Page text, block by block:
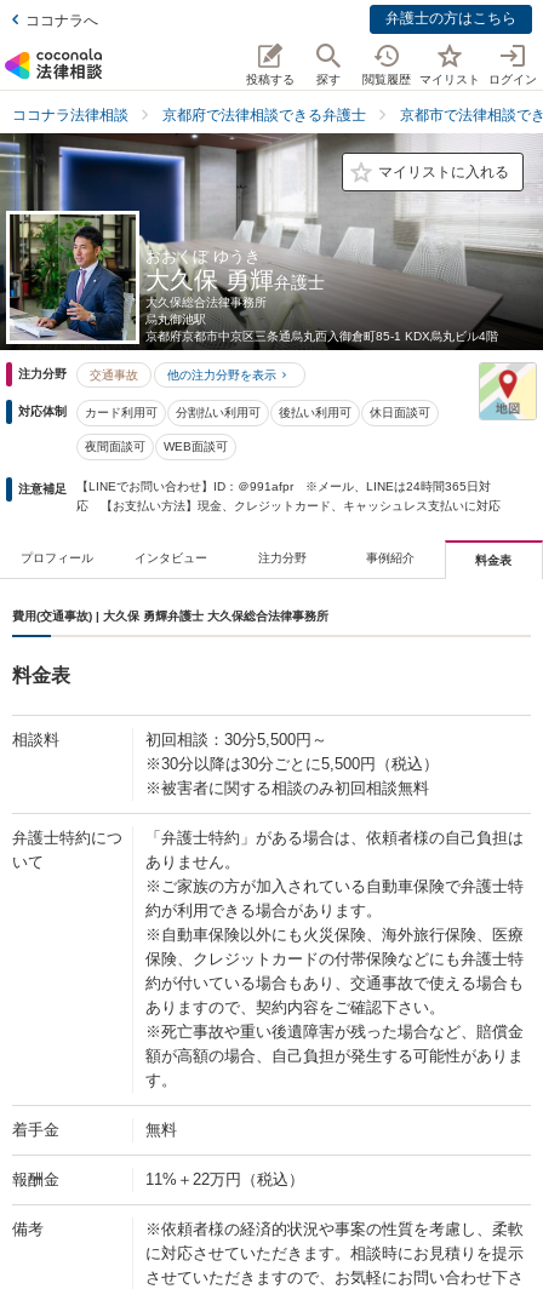
ココナラへ 弁護士の方はこちら
投稿する 探す 閲覧履歴 マイリスト ログイン
ココナラ法律相談 京都府で法律相談できる弁護士 京都市で法律相談で
マイリストに入れる
おおくぼ ゆうき
大久保 勇輝弁護士
大久保総合法律事務所
烏丸御池駅
京都府京都市中京区三条通烏丸西入御倉町85-1 KDX烏丸ビル4階
注力分野 交通事故 他の注力分野を表示
対応体制 カード利用可 分割払い利用可 後払い利用可 休日面談可
夜間面談可 WEB面談可
注意補足
【LINEでお問い合わせ】ID：＠991afpr ※メール、LINEは24時間365日対
応 【お支払い方法】現金、クレジットカード、キャッシュレス支払いに対応
プロフィール インタビュー 注力分野 事例紹介 料金表
費用(交通事故) | 大久保 勇輝弁護士 大久保総合法律事務所
料金表
相談料
初回相談：30分5,500円～
※30分以降は30分ごとに5,500円（税込）
※被害者に関する相談のみ初回相談無料
弁護士特約につ
いて
「弁護士特約」がある場合は、依頼者様の自己負担は
ありません。
※ご家族の方が加入されている自動車保険で弁護士特
約が利用できる場合があります。
※自動車保険以外にも火災保険、海外旅行保険、医療
保険、クレジットカードの付帯保険などにも弁護士特
約が付いている場合もあり、交通事故で使える場合も
ありますので、契約内容をご確認下さい。
※死亡事故や重い後遺障害が残った場合など、賠償金
額が高額の場合、自己負担が発生する可能性がありま
す。
着手金 無料
報酬金 11%＋22万円（税込）
備考
※依頼者様の経済的状況や事案の性質を考慮し、柔軟
に対応させていただきます。相談時にお見積りを提示
させていただきますので、お気軽にお問い合わせ下さ